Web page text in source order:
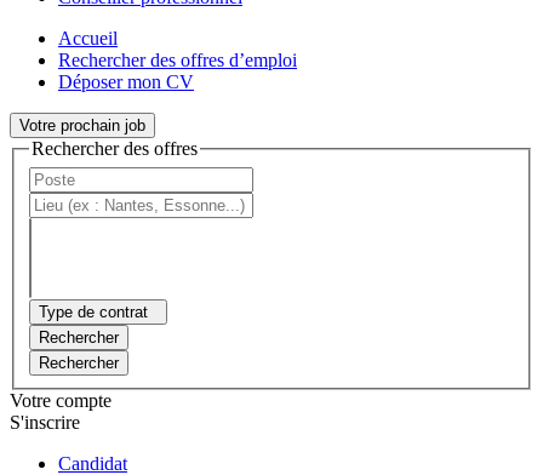
Accueil
Rechercher des offres d’emploi
Déposer mon CV
Votre prochain job
Rechercher des offres
Type de contrat
Rechercher
Rechercher
Votre compte
S'inscrire
Candidat